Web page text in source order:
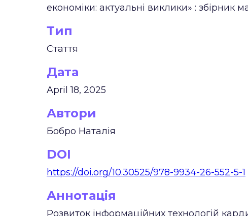
економіки: актуальні виклики» : збірник
Тип
Стаття
Дата
April 18, 2025
Автори
Бобро Наталія
DOI
https://doi.org/10.30525/978-9934-26-552-5-1
Аннотація
Розвиток інформаційних технологій